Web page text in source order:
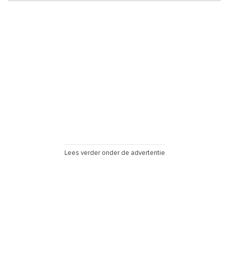
Lees verder onder de advertentie